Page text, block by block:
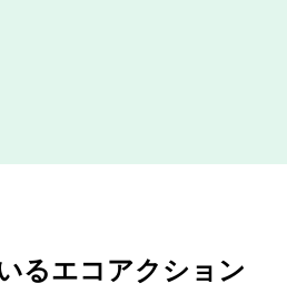
るエコアクション